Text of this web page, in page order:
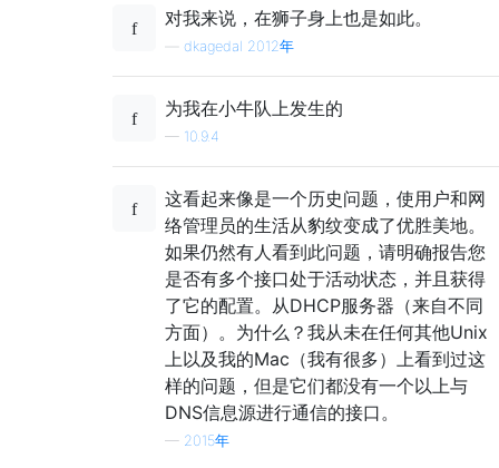
对我来说，在狮子身上也是如此。
dkagedal 2012年
为我在小牛队上发生的
— 10.9.4
这看起来像是一个历史问题，使用户和网
络管理员的生活从豹纹变成了优胜美地。
如果仍然有人看到此问题，请明确报告您
是否有多个接口处于活动状态，并且获得
了它的配置。从DHCP服务器（来自不同
方面）。为什么？我从未在任何其他Unix
上以及我的Mac（我有很多）上看到过这
样的问题，但是它们都没有一个以上与
DNS信息源进行通信的接口。
— 2015年